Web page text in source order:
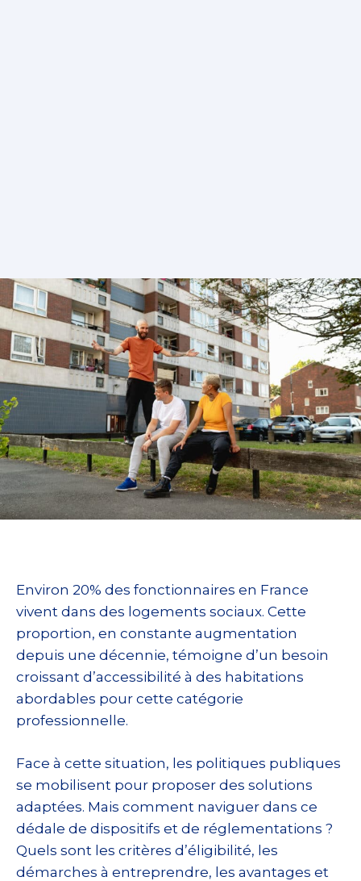
Environ 20% des fonctionnaires en France
vivent dans des logements sociaux. Cette
proportion, en constante augmentation
depuis une décennie, témoigne d’un besoin
croissant d’accessibilité à des habitations
abordables pour cette catégorie
professionnelle.
Face à cette situation, les politiques publiques
se mobilisent pour proposer des solutions
adaptées. Mais comment naviguer dans ce
dédale de dispositifs et de réglementations ?
Quels sont les critères d’éligibilité, les
démarches à entreprendre, les avantages et